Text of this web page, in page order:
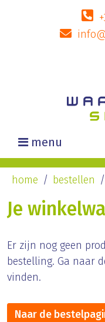
menu
home bestellen
Je
Er zijn nog geen
bestelling. Ga naar
vinden.
Naar de